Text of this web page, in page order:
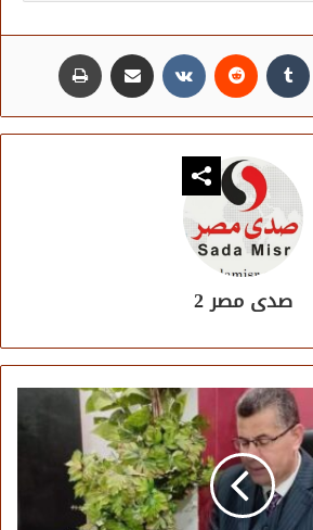
لينكدإن مشاركة عبر البريد
صدى مصر 2